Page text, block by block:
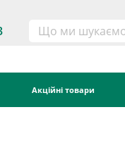
Акційні товари